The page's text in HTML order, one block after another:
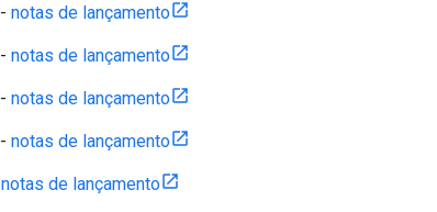
- notas de lançamento
- notas de lançamento
- notas de lançamento
- notas de lançamento
notas de lançamento